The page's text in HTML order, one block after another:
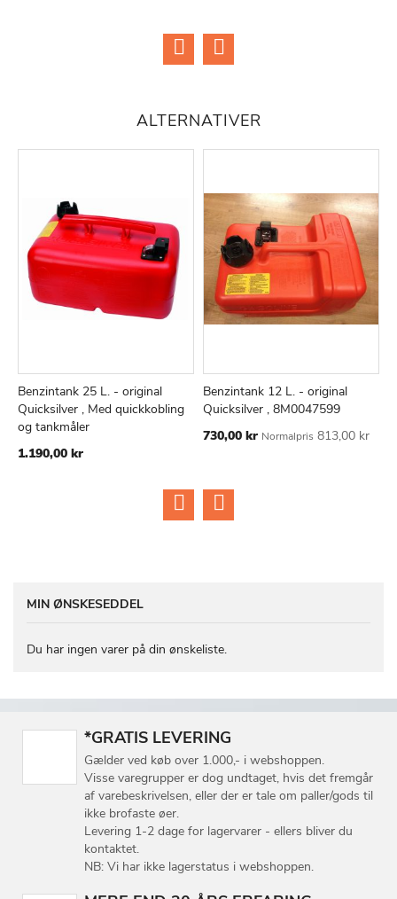
ALTERNATIVER
Læg i kurv
TILFØJ
SAMMENLIGN
Benzintank 25 L. - original
Quicksilver , Med quickkobling
og tankmåler
1.190,00 kr
Læg i kurv
TILFØJ
ØNSKE
Benzintank 12 L. - original
Quicksilver , 8M0047599
Tilbudspris
730,00 kr Normalpris 813,00 kr
MIN ØNSKESEDDEL
Du har ingen varer på din ønskeliste.
*GRATIS LEVERING
Gælder ved køb over 1.000,- i webshoppen.
Visse varegrupper er dog undtaget, hvis det fremgår
af varebeskrivelsen, eller der er tale om paller/gods til
ikke brofaste øer.
Levering 1-2 dage for lagervarer - ellers bliver du
kontaktet.
NB: Vi har ikke lagerstatus i webshoppen.